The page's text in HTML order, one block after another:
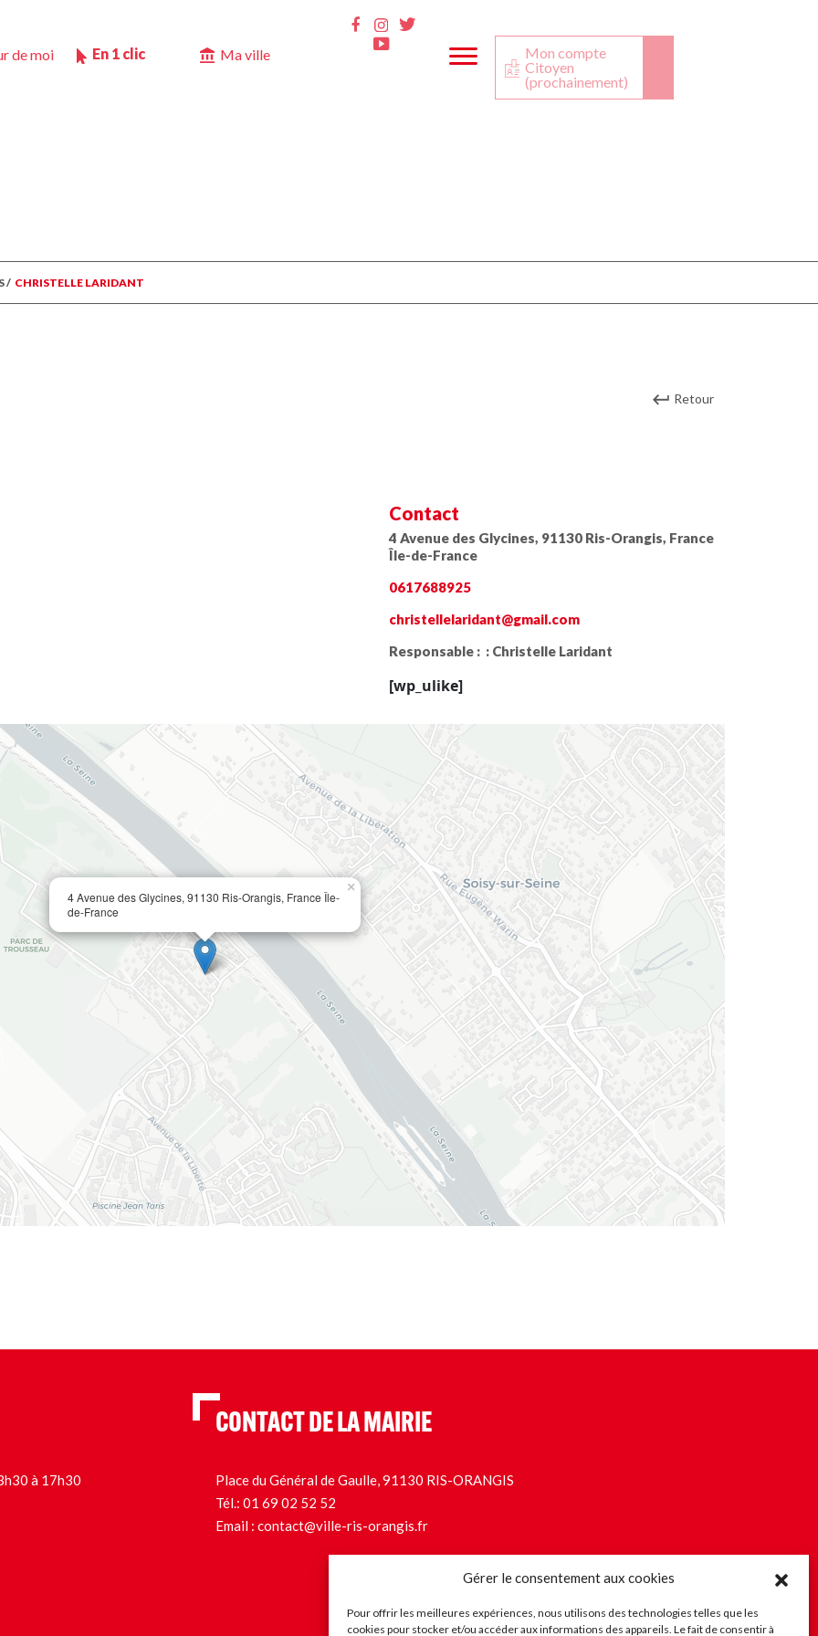
Gérer le consentement aux cookies
Pour offrir les meilleures expériences, nous utilisons des technologies telles que les
cookies pour stocker et/ou accéder aux informations des appareils. Le fait de consentir à
de moi En 1 clic Ma ville
Facebook
InstaTwitter
Youtube
Mon compte
Citoyen
(prochainement)
/ CHRISTELLE LARIDANT
Retour
Contact
4 Avenue des Glycines, 91130 Ris-Orangis, France
Île-de-France
0617688925
christellelaridant@gmail.com
Responsable : : Christelle Laridant
[wp_ulike]
4 Avenue des Glycines, 91130 Ris-Orangis, France Île-
de-France
×
à 17h30
CONTACT DE LA MAIRIE
Place du Général de Gaulle, 91130 RIS-ORANGIS
Tél.: 01 69 02 52 52
Email : contact@ville-ris-orangis.fr